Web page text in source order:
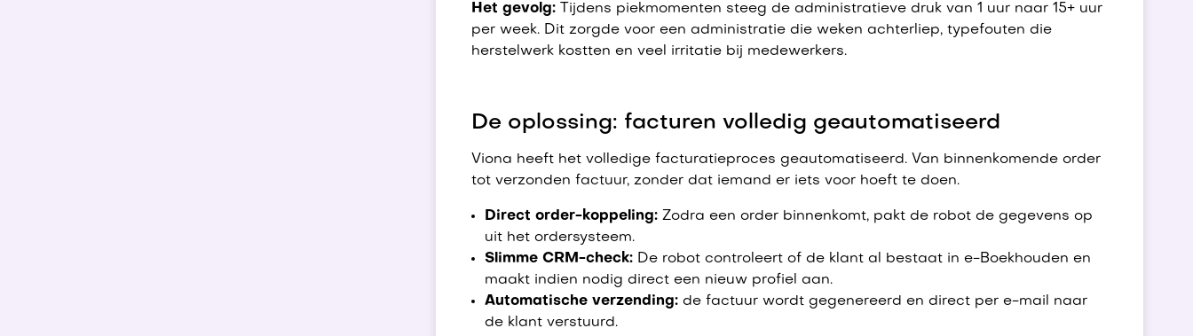
Het gevolg:Tijdens piekmomenten steeg de administratieve druk van 1 uur naar 15+ uur
per week. Dit zorgde voor een administratie die weken achterliep, typefouten die
herstelwerk kostten en veel irritatie bij medewerkers.
De oplossing: facturen volledig geautomatiseerd
Viona heeft het volledige facturatieproces geautomatiseerd. Van binnenkomende order
tot verzonden factuur, zonder dat iemand er iets voor hoeft te doen.
Direct order-koppeling:Zodra een order binnenkomt, pakt de robot de gegevens op
uit het ordersysteem.
Slimme CRM-check:De robot controleert of de klant al bestaat in e-Boekhouden en
maakt indien nodig direct een nieuw profiel aan.
Automatische verzending:de factuur wordt gegenereerd en direct per e-mail naar
de klant verstuurd.